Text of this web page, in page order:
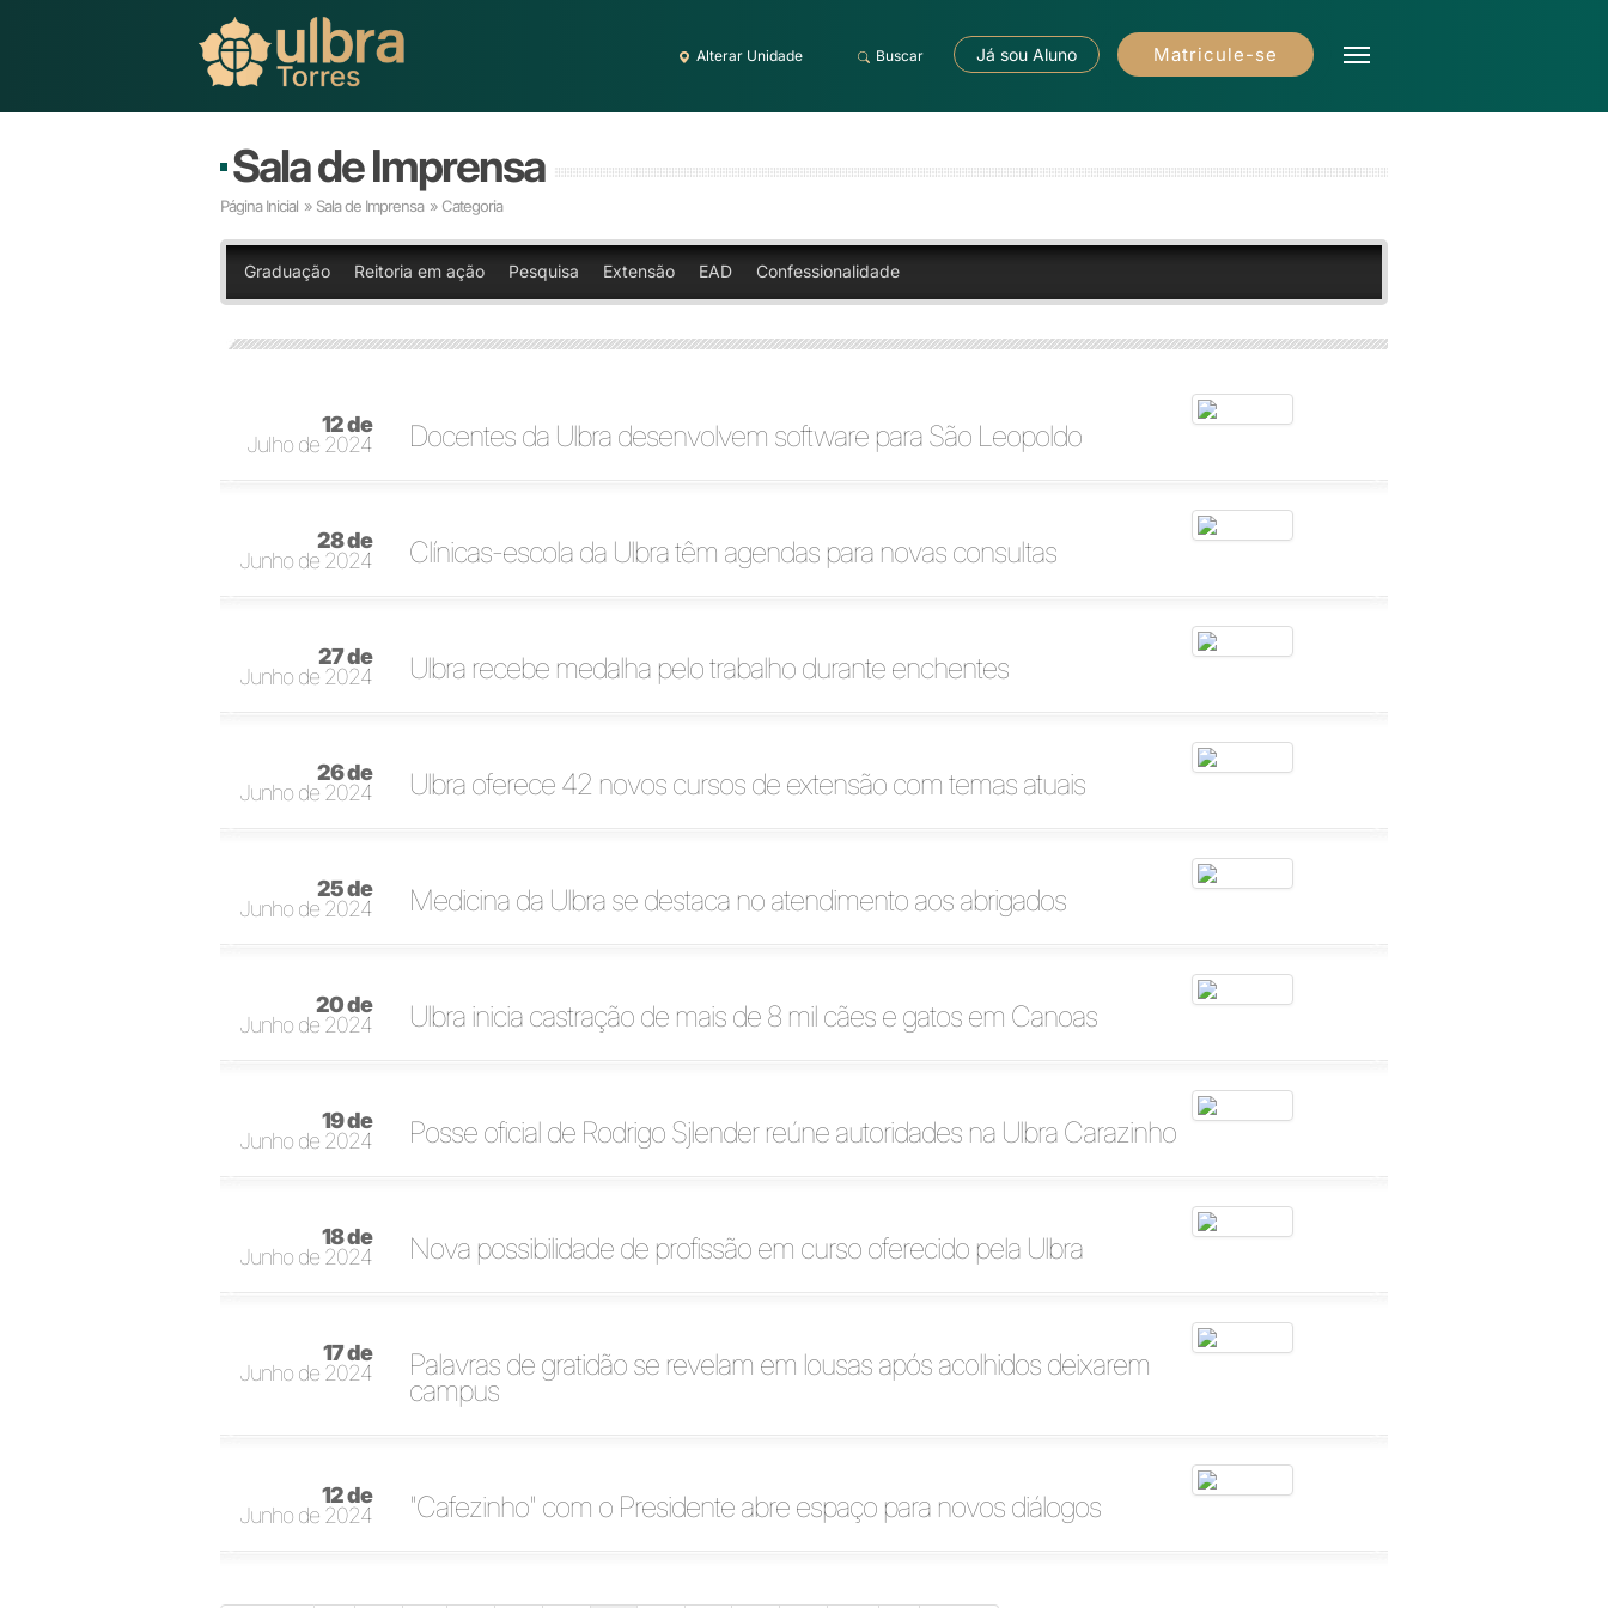
Alterar Unidade Buscar Já sou Aluno Matricule-se
Sala de Imprensa
Página Inicial » Sala de Imprensa » Categoria
Graduação Reitoria em ação Pesquisa Extensão EAD Confessionalidade
12 de
Julho de 2024
Docentes da Ulbra desenvolvem software para São Leopoldo
28 de
Junho de 2024
Clínicas-escola da Ulbra têm agendas para novas consultas
27 de
Junho de 2024
Ulbra recebe medalha pelo trabalho durante enchentes
26 de
Junho de 2024
Ulbra oferece 42 novos cursos de extensão com temas atuais
25 de
Junho de 2024
Medicina da Ulbra se destaca no atendimento aos abrigados
20 de
Junho de 2024
Ulbra inicia castração de mais de 8 mil cães e gatos em Canoas
19 de
Junho de 2024
Posse oficial de Rodrigo Sjlender reúne autoridades na Ulbra Carazinho
18 de
Junho de 2024
Nova possibilidade de profissão em curso oferecido pela Ulbra
17 de
Junho de 2024
Palavras de gratidão se revelam em lousas após acolhidos deixarem
campus
12 de
Junho de 2024
"Cafezinho" com o Presidente abre espaço para novos diálogos